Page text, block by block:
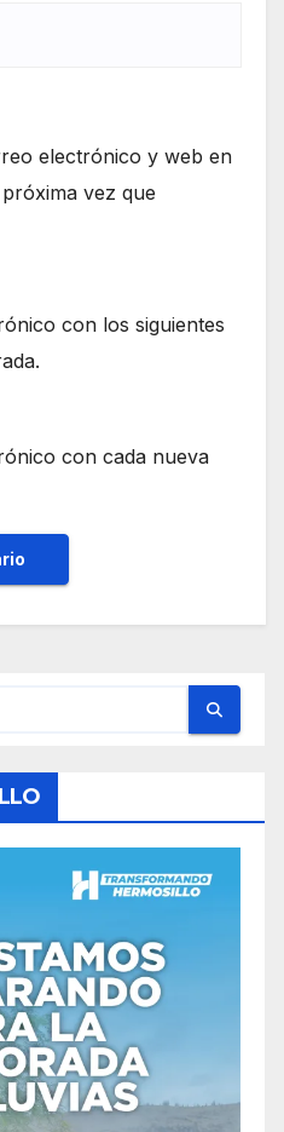
electrónico y web en
vez que
con los siguientes
con cada nueva